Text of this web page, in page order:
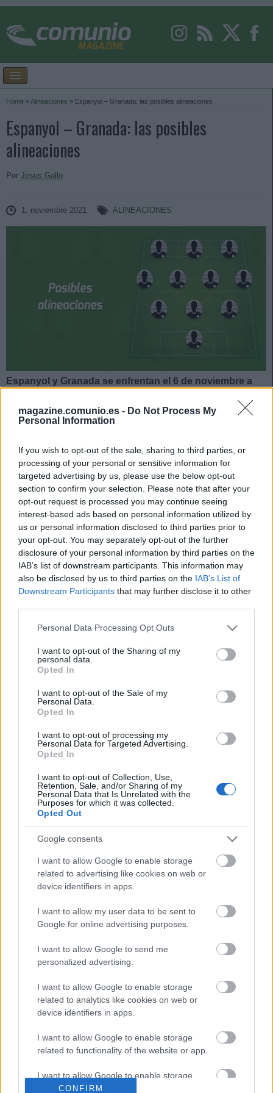
magazine.comunio.es - Do Not Process My
Personal Information
If you wish to opt-out of the sale, sharing to third parties, or
processing of your personal or sensitive information for
targeted advertising by us, please use the below opt-out
section to confirm your selection. Please note that after your
opt-out request is processed you may continue seeing
interest-based ads based on personal information utilized by
us or personal information disclosed to third parties prior to
your opt-out. You may separately opt-out of the further
disclosure of your personal information by third parties on the
IAB’s list of downstream participants. This information may
also be disclosed by us to third parties on the IAB’s List of
Downstream Participants that may further disclose it to other
Please note that this website/app uses one or more Google
not limited to your visit or usage behaviour. You may click to
grant or deny consent to Google and its third-party tags to
use your data for below specified purposes in below Google
consent section.
Personal Data Processing Opt Outs
I want to opt-out of the Sharing of my
personal data.
Opted In
I want to opt-out of the Sale of my
Personal Data.
Opted In
I want to opt-out of processing my
Personal Data for Targeted Advertising.
Opted In
I want to opt-out of Collection, Use,
Retention, Sale, and/or Sharing of my
Personal Data that Is Unrelated with the
Purposes for which it was collected.
Opted Out
Google consents
I want to allow Google to enable storage
related to advertising like cookies on web or
device identifiers in apps.
I want to allow my user data to be sent to
Google for online advertising purposes.
I want to allow Google to send me
personalized advertising.
I want to allow Google to enable storage
related to analytics like cookies on web or
device identifiers in apps.
I want to allow Google to enable storage
related to functionality of the website or app.
I want to allow Google to enable storage
related to personalization.
CONFIRM
Home »Alineaciones » Espanyol – Granada: las posibles alineaciones
Espanyol – Granada: las posibles
alineaciones
Por Jesus Gallo
1. noviembre 2021 ALINEACIONES
Espanyol y Granada se enfrentan el 6 de noviembre a
será la alineación que presente Robert Moreno? A
continuación, las posibles alineaciones del Espanyol-
Espanyol
Posible alineación: Diego López – Aleix Vidal, Sergi
Gómez, Cabrera, Pedrosa – Keidi Bare (Yangel), Sergi
Darder, Melendo, Embarba, Nico Melamed (Puado) – Raúl
de Tomás.
Estos jugadores son baja : Óscar Gil (rodilla).
Estos jugadores son duda:
Posibles modificaciones: Raúl de Tomás volverá al equipo
en el once tras reaparecer ante el Getafe, aunque Yangel
Herrera también tiene muchas opciones de ocupar el puesto
de mediocentro. Javi Puado podría jugar de inicio por Nico
Los perdedores de la jornada 12. ¿Vender o
Estos cuatro jugadores tienen un
puntos en la jornada 12. ¿Vender
o mantener?
Granada
Posible alineación
: Maximiano – Quini, Germán Sánchez,
(Darwin Machís) – Luis Suárez, Jorge Molina.
Eteki (lesión muscular), Neyder Lozano (tibia), Gonalons
(lesión muscular), Isma Ruiz (rodilla), Luis Milla (rodilla).
Estos jugadores son duda:
Posibles modificaciones: Robert Moreno podría repetir
repitiendo el sistema 4-4-2. La gran ausencia será la de Luis
Milla, quien tuvo que abandonar el partido ante los granotas
por un esguince de rodilla. Monchu ocupará su puesto en el
centro del campo. Darwin Machís tiene opciones de jugar